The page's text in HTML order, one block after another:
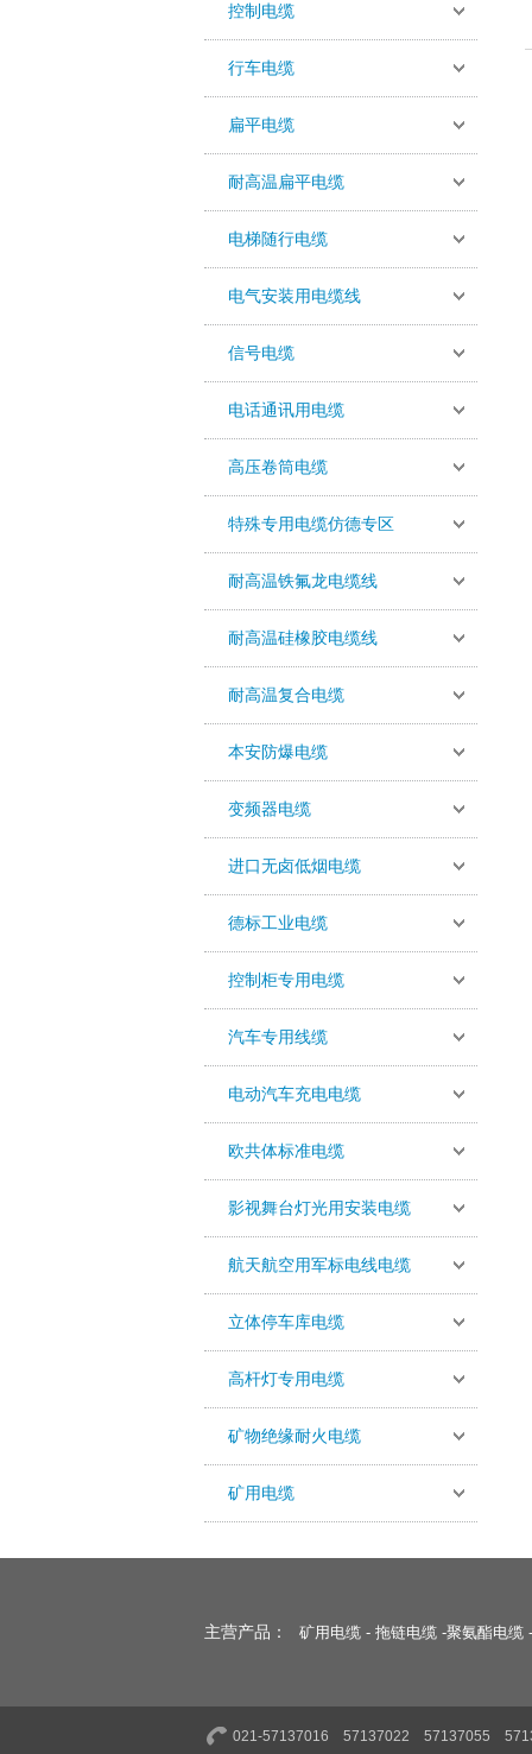
控制电缆
行车电缆
扁平电缆
耐高温扁平电缆
电梯随行电缆
电气安装用电缆线
信号电缆
电话通讯用电缆
高压卷筒电缆
特殊专用电缆仿德专区
耐高温铁氟龙电缆线
耐高温硅橡胶电缆线
耐高温复合电缆
本安防爆电缆
变频器电缆
进口无卤低烟电缆
德标工业电缆
控制柜专用电缆
汽车专用线缆
电动汽车充电电缆
欧共体标准电缆
影视舞台灯光用安装电缆
航天航空用军标电线电缆
立体停车库电缆
高杆灯专用电缆
矿物绝缘耐火电缆
矿用电缆
主营产品： 矿用电缆 - 拖链电缆 -聚氨酯电缆 -
021-57137016 57137022 57137055